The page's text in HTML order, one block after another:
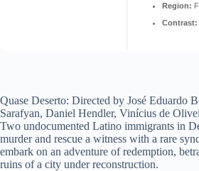
Region:
Contrast:
Quase Deserto: Directed by José Eduardo
Sarafyan, Daniel Hendler, Vinícius de
Two undocumented Latino immigrants in
murder and rescue a witness with a rare
embark on an adventure of redemption,
ruins of a city under reconstruction.